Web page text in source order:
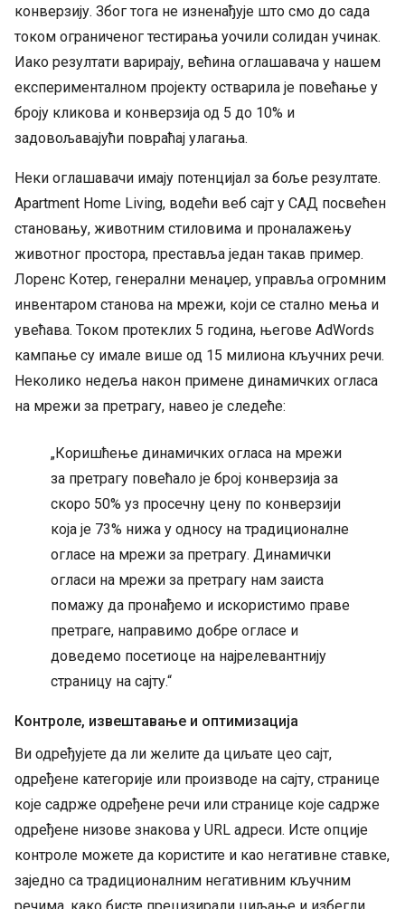
конверзију. Због тога не изненађује што смо до сада
током ограниченог тестирања уочили солидан учинак.
Иако резултати варирају, већина оглашавача у нашем
експерименталном пројекту остварила је повећање у
броју кликова и конверзија од 5 до 10% и
задовољавајући повраћај улагања.
Неки оглашавачи имају потенцијал за боље резултате.
Apartment Home Living, водећи веб сајт у САД посвећен
становању, животним стиловима и проналажењу
животног простора, преставља један такав пример.
Лоренс Котер, генерални менаџер, управља огромним
инвентаром станова на мрежи, који се стално мења и
увећава. Током протеклих 5 година, његове AdWords
кампање су имале више од 15 милиона кључних речи.
Неколико недеља након примене динамичких огласа
на мрежи за претрагу, навео је следеће:
„Коришћење динамичких огласа на мрежи
за претрагу повећало је број конверзија за
скоро 50% уз просечну цену по конверзији
која је 73% нижа у односу на традиционалне
огласе на мрежи за претрагу. Динамички
огласи на мрежи за претрагу нам заиста
помажу да пронађемо и искористимо праве
претраге, направимо добре огласе и
доведемо посетиоце на најрелевантнију
страницу на сајту.“
Контроле, извештавање и оптимизација
Ви одређујете да ли желите да циљате цео сајт,
одређене категорије или производе на сајту, странице
које садрже одређене речи или странице које садрже
одређене низове знакова у URL адреси. Исте опције
контроле можете да користите и као негативне ставке,
заједно са традиционалним негативним кључним